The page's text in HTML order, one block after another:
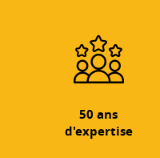
50 ans
d'expertise